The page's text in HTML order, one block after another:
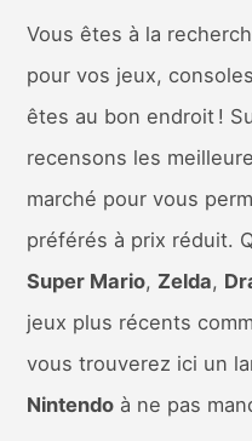
Vous êtes à la
pour vos jeux,
êtes au bon endroit !
recensons les
marché pour vous
préférés à prix réduit.
Super Mario, Zelda,
jeux plus récents
vous trouverez ici un
Nintendoà ne pas